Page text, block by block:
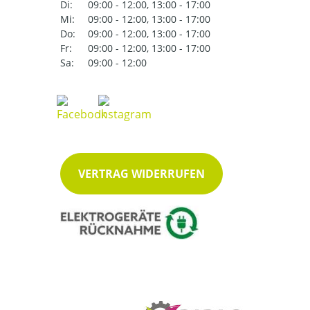
Di:
09:00 - 12:00, 13:00 - 17:00
Mi:
09:00 - 12:00, 13:00 - 17:00
Do:
09:00 - 12:00, 13:00 - 17:00
Fr:
09:00 - 12:00, 13:00 - 17:00
Sa:
09:00 - 12:00
VERTRAG WIDERRUFEN